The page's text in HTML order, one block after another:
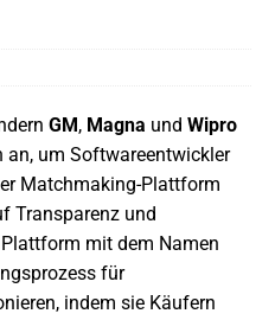
GM , Magna und Wipro
an, um Softwareentwickler
Matchmaking-Plattform
Transparenz und
mit dem Namen
für
indem sie Käufern